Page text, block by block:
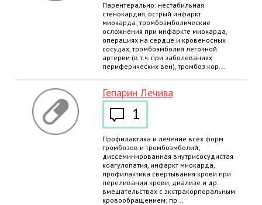
Парентерально: нестабильная
стенокардия, острый инфаркт
миокарда; тромбоэмболические
осложнения при инфаркте миокарда,
операциях на сердце и кровеносных
сосудах, тромбоэмболия легочной
артерии (в т.ч. при заболеваниях
периферических вен), тромбоз кор...
Гепарин Лечива
1
Профилактика и лечение всех форм
тромбозов и тромбоэмболий;
диссеминированная внутрисосудистая
коагулопатия, инфаркт миокарда,
профилактика свертывания крови при
переливании крови, диализе и др.
вмешательствах с экстракорпоральным
кровообращением; пр...